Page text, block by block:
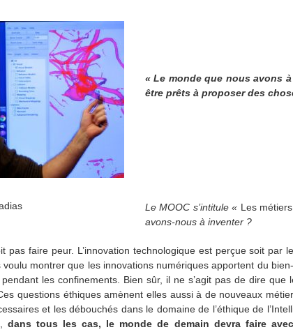
« Le monde que nous avons
être prêts à proposer des
Le MOOC s’intitule « Les
avons-nous à inventer ?
pas faire peur. L’innovation technologique est perçue soit par
montrer que les innovations numériques apportent du
les confinements. Bien sûr, il ne s’agit pas de dire
questions éthiques amènent elles aussi à de nouveaux
et les débouchés dans le domaine de l’éthique de
dans tous les cas, le monde de demain devra faire